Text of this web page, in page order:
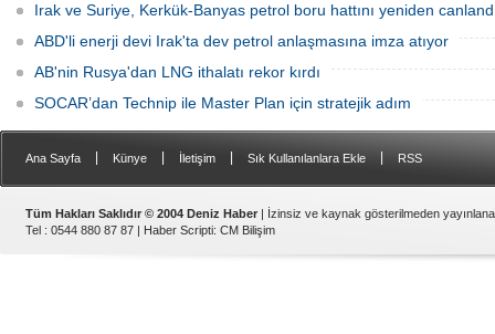
Irak ve Suriye, Kerkük-Banyas petrol boru hattını yeniden
ABD'li enerji devi Irak'ta dev petrol anlaşmasına imza atıyor
AB'nin Rusya'dan LNG ithalatı rekor kırdı
SOCAR’dan Technip ile Master Plan için stratejik adım
Ana Sayfa Künye İletişim Sık Kullanılanlara Ekle RSS
Tüm Hakları Saklıdır © 2004 Deniz Haber | İzinsiz ve kaynak gösterilmeden
Tel : 0544 880 87 87 | Haber Scripti: CM Bilişim